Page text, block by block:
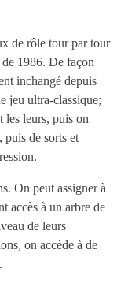
de rôle tour par tour
1986. De façon
inchangé depuis
jeu ultra-classique;
les leurs, puis on
puis de sorts et
On peut assigner à
accès à un arbre de
de leurs
on accède à de